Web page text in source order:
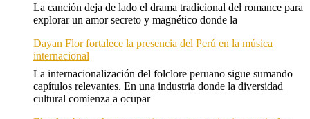
La canción deja de lado el drama tradicional del romance para
explorar un amor secreto y magnético donde la
Dayan Flor fortalece la presencia del Perú en la música
internacional
La internacionalización del folclore peruano sigue sumando
capítulos relevantes. En una industria donde la diversidad
cultural comienza a ocupar